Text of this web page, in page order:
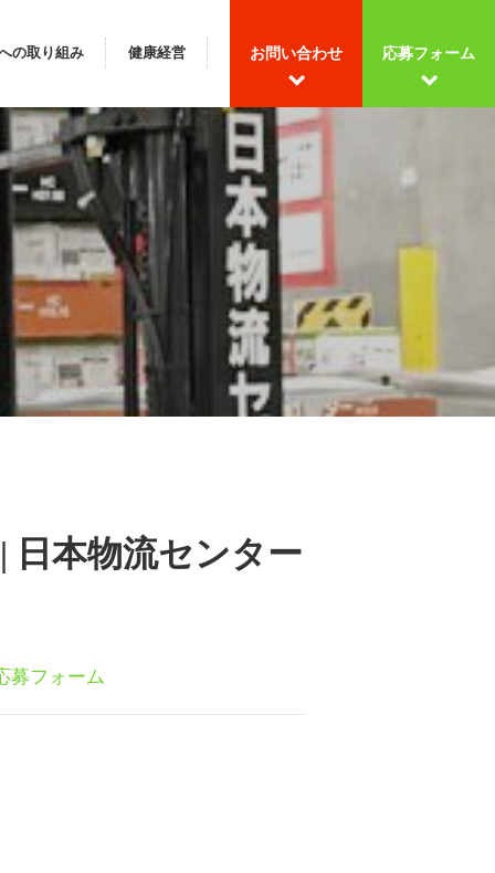
の取り組み 健康経営 応募フォーム
お問い合わせ
日本物流センター
募フォーム